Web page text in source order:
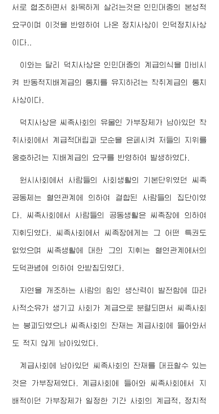
서로 협조하면서 화목하게 살려는것은 인민대중의 본성적
요구이며 이것을 반영하여 나온 정치사상이 인덕정치사상
이다..
이와는 달리 덕치사상은 인민대중의 계급의식을 마비시
켜 반동적지배계급의 통치를 유지하려는 착취계급의 통치
사상이다.
덕치사상은 씨족사회의 유물인 가부장제가 남아있던 착
취사회에서 계급적대립과 모순을 은페시켜 저들의 지위를
옹호하려는 지배계급의 요구를 반영하여 발생하였다.
원시사회에서 사람들의 사회생활의 기본단위였던 씨족
공동체는 혈연관계에 의하여 결합된 사람들의 집단이였
다. 씨족사회에서 사람들의 공동생활은 씨족장에 의하여
지휘되였다. 씨족사회에서 씨족장에게는 그 어떤 특권도
없었으며 씨족생활에 대한 그의 지휘는 혈연관계에서의
도덕관념에 의하여 안받침되였다.
자연을 개조하는 사람의 힘인 생산력이 발전함에 따라
사적소유가 생기고 사회가 계급으로 분렬되면서 씨족사회
는 붕괴되였으나 씨족사회의 잔재는 계급사회에 들어와서
도 적지 않게 남아있었다.
계급사회에 남아있던 씨족사회의 잔재를 대표할수 있는
것은 가부장제였다. 계급사회에 들어와 씨족사회에서 지
배적이던 가부장제가 일정한 기간 사회의 계급적, 정치적